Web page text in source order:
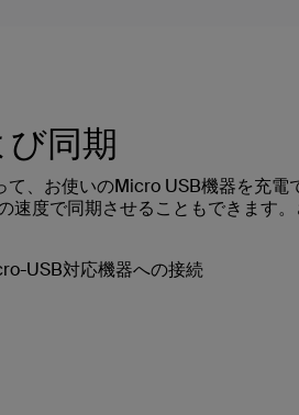
同期
、お使いのMicro USB機器を充電
度で同期させることもできます
USB対応機器への接続